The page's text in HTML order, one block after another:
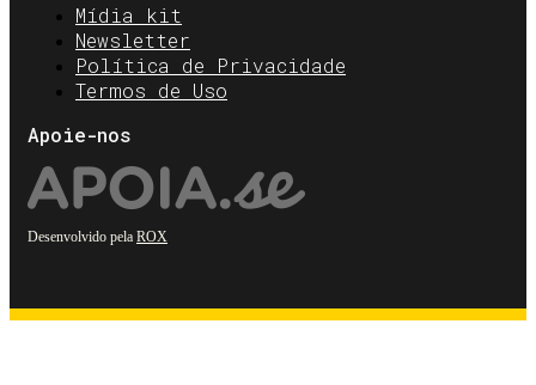
Mídia kit
Newsletter
Política de Privacidade
Termos de Uso
Apoie-nos
Desenvolvido pela ROX